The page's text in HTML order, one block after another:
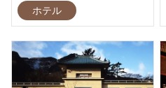
ホテル